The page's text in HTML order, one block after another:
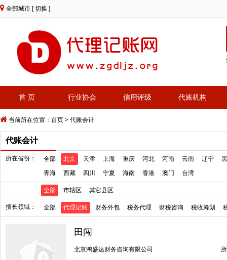
全部城市 [ 切换 ]
首 页 行业协会 信用评级 代账机构
当前所在位置： 首页 > 代账会计
代账会计
所在省份： 全部 北京 天津 上海 重庆 河北 河南 云南 辽宁
青海
西藏 四川 宁夏 海南 香港 澳门 台湾
全部 市辖区 其它县区
擅长领域： 全部 代理记账 财务外包 税务代理 财税咨询 税收筹划
田闯
北京鸿盛达财务咨询有限公司